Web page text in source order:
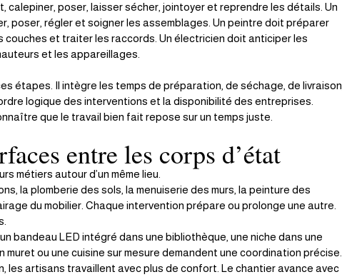
calepiner, poser, laisser sécher, jointoyer et reprendre les détails. Un
poser, régler et soigner les assemblages. Un peintre doit préparer
couches et traiter les raccords. Un électricien doit anticiper les
et les appareillages.
étapes. Il intègre les temps de préparation, de séchage, de livraison,
logique des interventions et la disponibilité des entreprises.
que le travail bien fait repose sur un temps juste.
entre les corps d’état
métiers autour d’un même lieu.
la plomberie des sols, la menuiserie des murs, la peinture des
du mobilier. Chaque intervention prépare ou prolonge une autre.
bandeau LED intégré dans une bibliothèque, une niche dans une
muret ou une cuisine sur mesure demandent une coordination précise.
les artisans travaillent avec plus de confort. Le chantier avance avec